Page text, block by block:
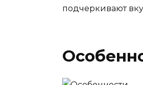
подчеркивают